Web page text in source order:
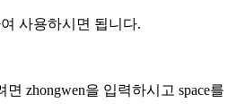
사용하시면 됩니다.
면 zhongwen을 입력하시고 space를